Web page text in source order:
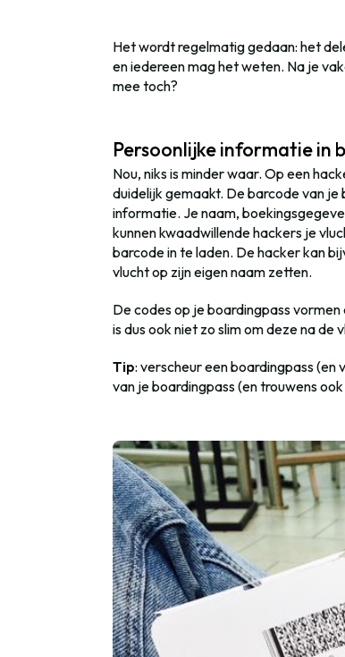
Het wordt regelmatig gedaan: het
en iedereen mag het weten. Na je
mee toch?
Persoonlijke informatie in
Nou, niks is minder waar. Op een
duidelijk gemaakt. De barcode van
informatie. Je naam,
kunnen kwaadwillende hackers je
barcode in te laden. De hacker kan
vlucht op zijn eigen naam zetten.
De codes op je boardingpass
is dus ook niet zo slim om deze na
Tip: verscheur een boardingpass
van je boardingpass (en trouwens